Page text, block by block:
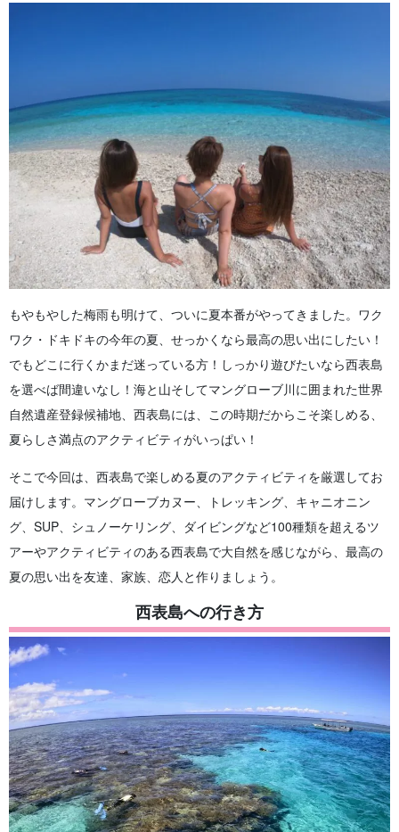
マリュドゥの滝
4.4ぜんべえビーチ
4.5由布島
5西表島 夏のアクティビティに 関するよくある質問（FAQ）
6まとめ
もやもやした梅雨も明けて、ついに夏本番がやってきました。 ワク
ワク・ドキドキの今年の夏、せっかくなら最高の思い出にしたい！
でもどこに行くかまだ迷っている方！しっかり遊びたいなら西表島
を選べば間違いなし！ 海と山そしてマングローブ川に囲まれた世界
自然遺産登録候補地、西表島には、この時期だからこそ楽しめる、
夏らしさ満点のアクティビティがいっぱい！
そこで今回は、西表島で楽しめる夏のアクティビティを厳選してお
届けします。マングローブカヌー、トレッキング、キャニオニン
グ、SUP、シュノーケリング、ダイビングなど100種類を超えるツ
アーやアクティビティのある西表島で大自然を感じながら、最高の
夏の思い出を友達、家族、恋人と作りましょう。
西表島への行き方